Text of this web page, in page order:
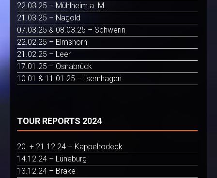
22.03.25 – Mühlheim a. M.
21.03.25 – Nagold
07.03.25 & 08.03.25 – Schwerin
22.02.25 – Elmshorn
21.02.25 – Leer
17.01.25 – Osnabrück
10.01 & 11.01.25 – Isernhagen
TOUR REPORTS 2024
20. + 21.12.24 – Kappelrodeck
14.12.24 – Lüneburg
13.12.24 – Brake